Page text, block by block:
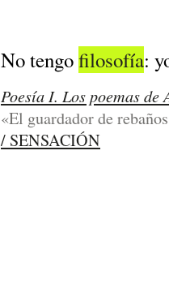
No tengofilosofía:
Poesía I. Los poemas
«El guardador de
/ SENSACIÓN